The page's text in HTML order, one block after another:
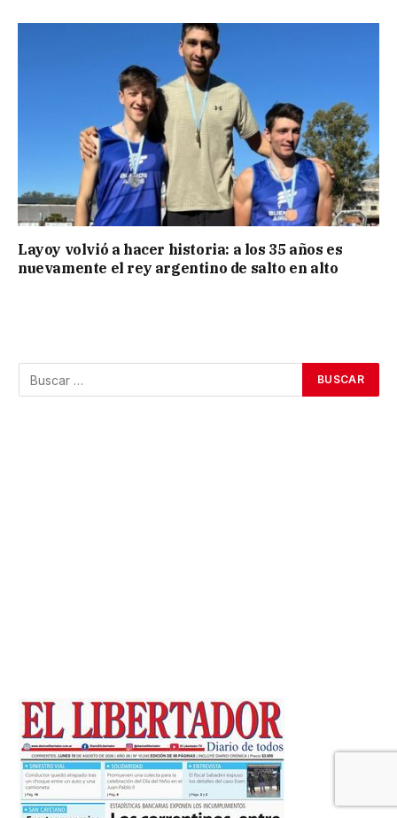
Layoy volvió a hacer historia: a los 35 años es
nuevamente el rey argentino de salto en alto